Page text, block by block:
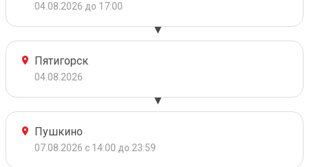
04.08.2026 до 17:00
Пятигорск
04.08.2026
Пушкино
07.08.2026 с 14:00 до 23:59